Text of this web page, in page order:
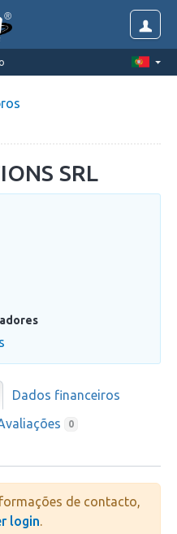
SRL
Dados financeiros
0
de contacto,
login